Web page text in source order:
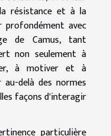
résistance et à la
profondément avec
de Camus, tant
non seulement à
à motiver et à
delà des normes
façons d'interagir
particulière